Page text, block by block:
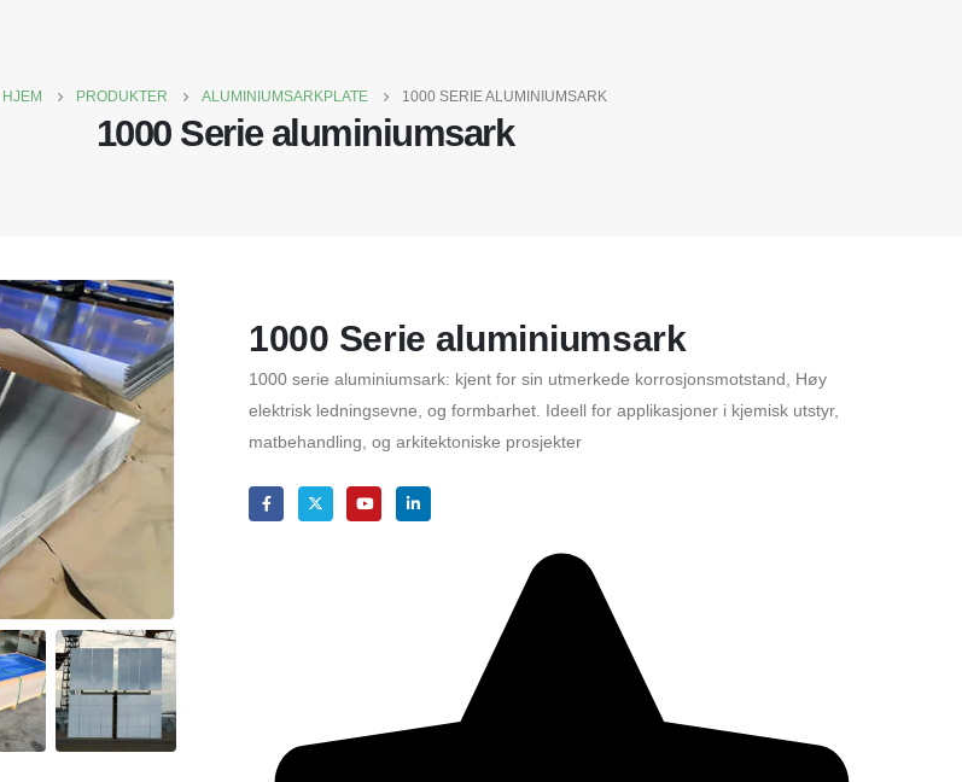
HJEM PRODUKTER ALUMINIUMSARKPLATE 1000 SERIE ALUMINIUMSARK
1000 Serie aluminiumsark
1000 Serie aluminiumsark
1000 serie aluminiumsark: kjent for sin utmerkede korrosjonsmotstand, Høy
elektrisk ledningsevne, og formbarhet. Ideell for applikasjoner i kjemisk utstyr,
matbehandling, og arkitektoniske prosjekter